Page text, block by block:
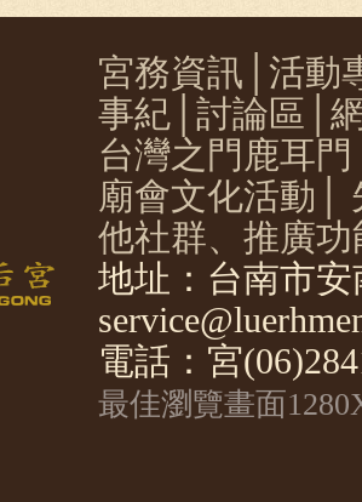
宮務資訊
活動
事紀
討論區
台灣之門鹿耳門
廟會文化活動
他社群、推廣功
地址：台南市
電話：宮
最佳瀏覽畫面